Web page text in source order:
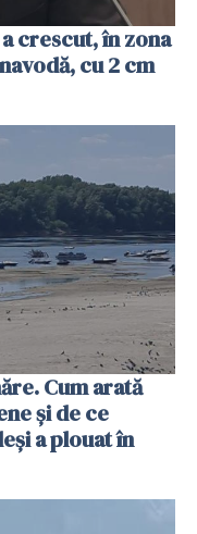
crescut, în zona
cu 2 cm
Cum arată
și de ce
a plouat în